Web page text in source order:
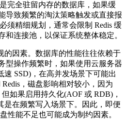
完全驻留内存的数据库，如果缓
导致频繁的淘汰策略触发或直接报
须精细规划，通常会限制 Redis 缓
和连接池，以保证系统整体稳定。
因素。数据库的性能往往依赖于
型操作频繁时，如果使用云服务器
SSD)，在高并发场景下可能出
，磁盘影响相对较小，因为
如果启用持久化(AOF 或 RDB)，
是在频繁写入场景下。因此，即便
性能不足也可能成为制约因素。